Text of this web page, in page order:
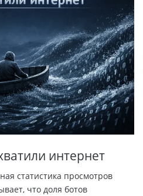
интернет
статистика просмотров
что доля ботов